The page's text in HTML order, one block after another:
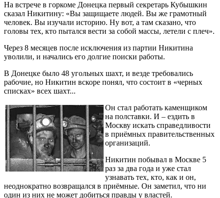
На встрече в горкоме Донецка первый секретарь Кубышкин
сказал Никитину: «Вы защищаете людей. Вы же грамотный
человек. Вы изучали историю. Ну вот, а там сказано, что
головы тех, кто пытался вести за собой массы, летели с плеч».
Через 8 месяцев после исключения из партии Никитина
уволили, и начались его долгие поиски работы.
В Донецке было 48 угольных шахт, и везде требовались
рабочие, но Никитин вскоре понял, что состоит в «черных
списках» всех шахт...
Он стал работать каменщиком
на полставки. И – ездить в
Москву искать справедливости
в приёмных правительственных
организаций.
Никитин побывал в Москве 5
раз за два года и уже стал
узнавать тех, кто, как и он,
неоднократно возвращался в приёмные. Он заметил, что ни
один из них не может добиться правды у властей.